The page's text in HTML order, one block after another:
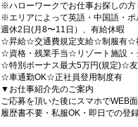
※ハローワークでお仕事お探しの方
※エリアによって英語・中国語・
週休2日(月8〜11日）、有給休暇
☆昇給☆交通費規定支給☆制服有☆
☆資格・残業手当☆リゾート施設・
☆特別ボーナス最大5万円(規定)☆
☆車通勤OK☆正社員登用制度有
▼お仕事紹介先のご案内
ご応募を頂いた後にスマホでWEB面
履歴書不要・私服OK・即日での登